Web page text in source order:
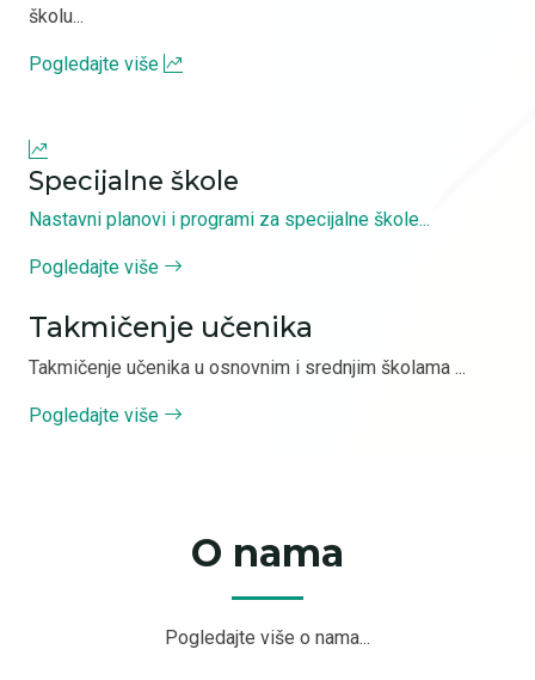
školu...
Pogledajte više
Specijalne škole
Nastavni planovi i programi za specijalne škole...
Pogledajte više
Takmičenje učenika
Takmičenje učenika u osnovnim i srednjim školama ...
Pogledajte više
O nama
Pogledajte više o nama...